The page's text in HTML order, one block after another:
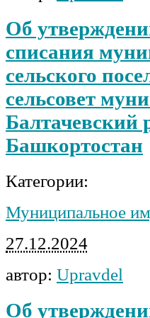
Об
списания
сельского
сельсовет
Балтачевский
Башкортостан
Категории:
Муниципальное
27.12.2024
автор: Upravdel
Об